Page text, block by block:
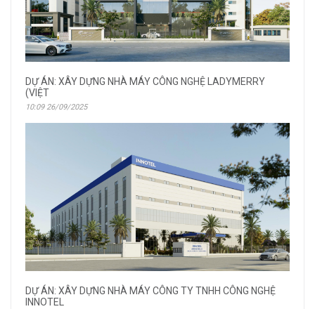
DỰ ÁN: XÂY DỰNG NHÀ MÁY CÔNG NGHỆ LADYMERRY
(VIỆT
10:09 26/09/2025
DỰ ÁN: XÂY DỰNG NHÀ MÁY CÔNG TY TNHH CÔNG NGHỆ
INNOTEL